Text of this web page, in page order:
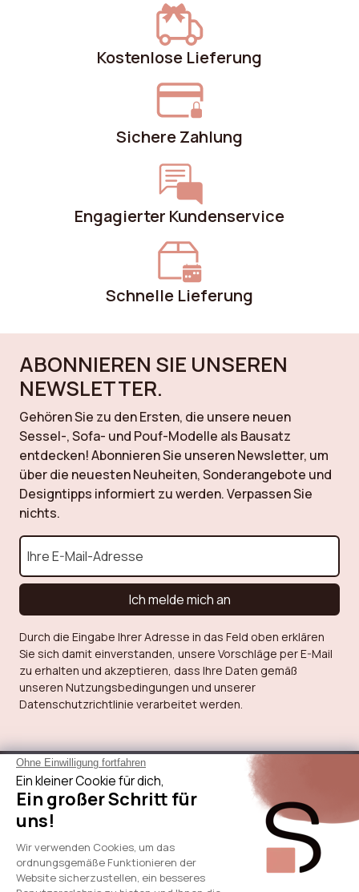
Kostenlose Lieferung
Sichere Zahlung
Engagierter Kundenservice
Schnelle Lieferung
ABONNIEREN SIE UNSEREN
NEWSLETTER.
Gehören Sie zu den Ersten, die unsere neuen
Sessel-, Sofa- und Pouf-Modelle als Bausatz
entdecken! Abonnieren Sie unseren Newsletter, um
über die neuesten Neuheiten, Sonderangebote und
Designtipps informiert zu werden. Verpassen Sie
nichts.
Ich melde mich an
Durch die Eingabe Ihrer Adresse in das Feld oben erklären
Sie sich damit einverstanden, unsere Vorschläge per E-Mail
zu erhalten und akzeptieren, dass Ihre Daten gemäß
unseren Nutzungsbedingungen und unserer
Datenschutzrichtlinie verarbeitet werden.
Über Sicaan
Unsere Leistungen
Brauche Hilfe